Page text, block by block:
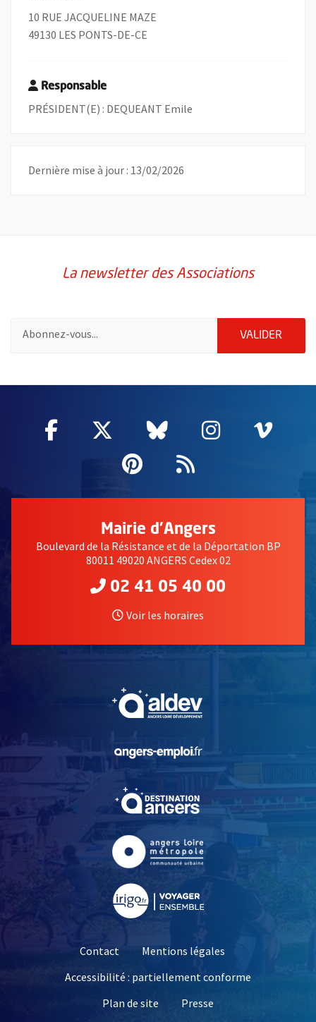
10 RUE JACQUELINE MAZE
49130 LES PONTS-DE-CE
Responsable
PRÉSIDENT(E) : DEQUEANT Emile
Dernière mise à jour : 13/02/2026
La newsletter des Associations
VALIDER
Facebook
, Ouvre une nouvelle fenêtre
Twitter
, Ouvre une nouvelle
Bluesky
, Ouvre une
Instagram
, Ouvre
,
Pinterest
, Ouvre une
Flux RSS
Mairie d'Angers
Boulevard de la Résistance et de la Déportation BP
80011 49020 ANGERS Cedex 02
02 41 05 40 00
Voir les horaires
, Ouvre une nouvelle
, Ouvre une nouvelle
Contact
Mentions légales
Accessibilité : partiellement conforme
Plan de site
Presse